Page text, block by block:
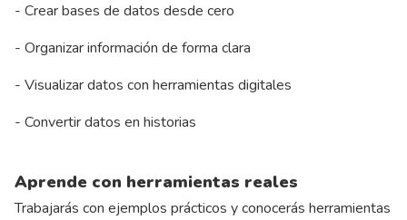
- Crear bases de datos desde cero
- Organizar información de forma clara
- Visualizar datos con herramientas digitales
- Convertir datos en historias
Aprende con herramientas reales
Trabajarás con ejemplos prácticos y conocerás herramientas